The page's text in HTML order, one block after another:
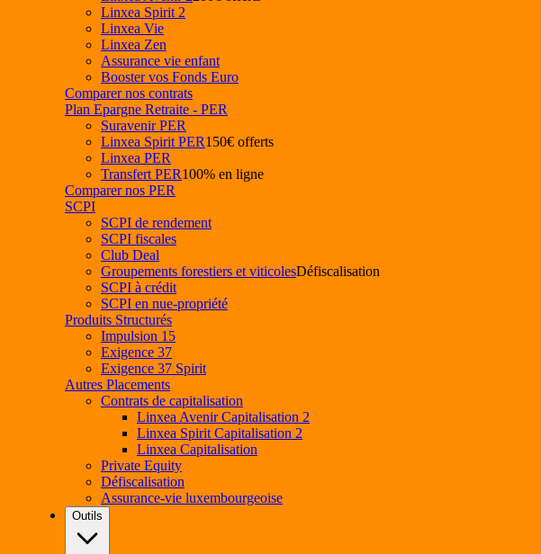
Linxea Spirit 2
Linxea Vie
Linxea Zen
Assurance vie enfant
Booster vos Fonds Euro
Comparer nos contrats
Plan Epargne Retraite - PER
Suravenir PER
Linxea Spirit PER150€ offerts
Linxea PER
Transfert PER100% en ligne
Comparer nos PER
SCPI
SCPI de rendement
SCPI fiscales
Club Deal
Groupements forestiers et viticolesDéfiscalisation
SCPI à crédit
SCPI en nue-propriété
Produits Structurés
Impulsion 15
Exigence 37
Exigence 37 Spirit
Autres Placements
Contrats de capitalisation
Linxea Avenir Capitalisation 2
Linxea Spirit Capitalisation 2
Linxea Capitalisation
Private Equity
Défiscalisation
Assurance-vie luxembourgeoise
Outils